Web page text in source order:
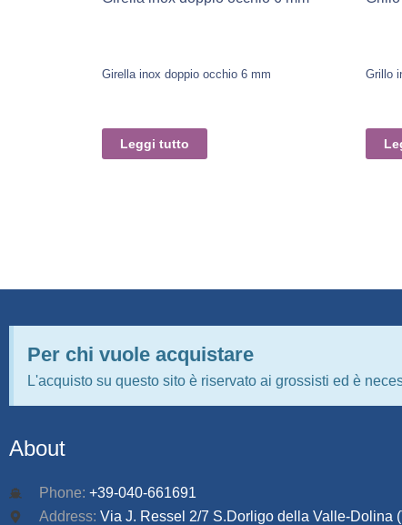
Girella inox doppio occhio 6 mm
Leggi tutto
Grillo
Per chi vuole acquistare
L'acquisto su questo sito è riservato ai grossisti ed è
About
Phone: +39-040-661691
Address: Via J. Ressel 2/7 S.Dorligo della Valle-Dolina